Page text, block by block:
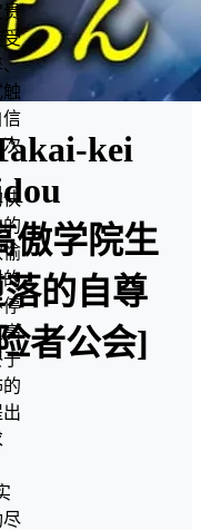
kei
傲学院生
的自尊
者公会]
受
、
触
信
次
快
愉
的
停
高
于
尽